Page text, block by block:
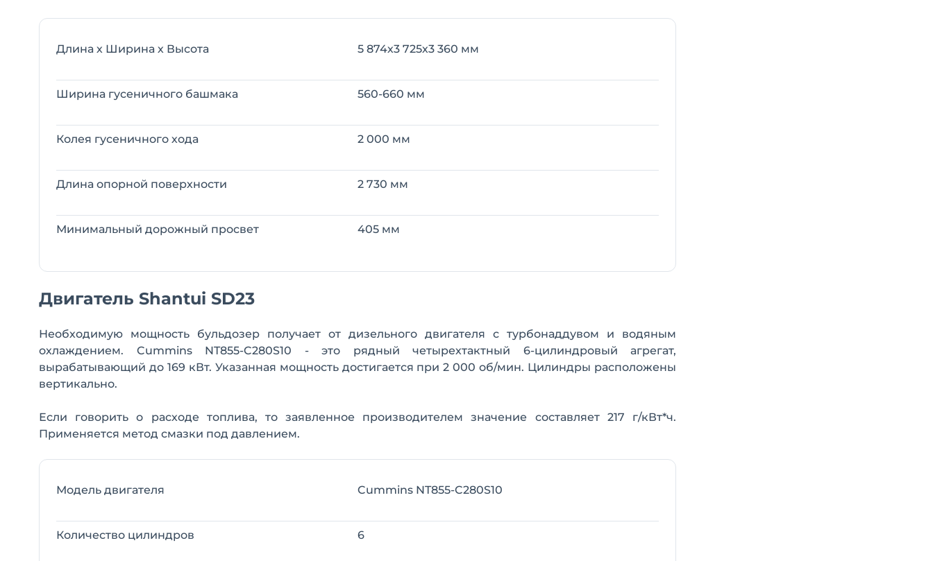
Длина х Ширина х Высота 5 874х3 725х3 360 мм
Ширина гусеничного башмака 560-660 мм
Колея гусеничного хода 2 000 мм
Длина опорной поверхности 2 730 мм
Минимальный дорожный просвет 405 мм
Двигатель Shantui SD23
Необходимую мощность бульдозер получает от дизельного двигателя с турбонаддувом и водяным
охлаждением. Cummins NT855-C280S10 - это рядный четырехтактный 6-цилиндровый агрегат,
вырабатывающий до 169 кВт. Указанная мощность достигается при 2 000 об/мин. Цилиндры расположены
вертикально.
Если говорить о расходе топлива, то заявленное производителем значение составляет 217 г/кВт*ч.
Применяется метод смазки под давлением.
Модель двигателя Cummins NT855-C280S10
Количество цилиндров 6